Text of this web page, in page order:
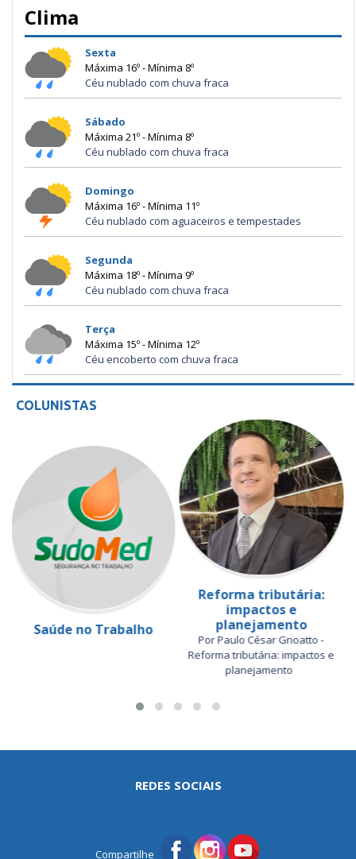
Clima
Sexta
Máxima 16º - Mínima 8º
Céu nublado com chuva fraca
Sábado
Máxima 21º - Mínima 8º
Céu nublado com chuva fraca
Domingo
Máxima 16º - Mínima 11º
Céu nublado com aguaceiros e tempestades
Segunda
Máxima 18º - Mínima 9º
Céu nublado com chuva fraca
Terça
Máxima 15º - Mínima 12º
Céu encoberto com chuva fraca
COLUNISTAS
Saúde no Trabalho
Reforma tributária:
impactos e
planejamento
Por Paulo César Gnoatto -
Reforma tributária: impactos e
planejamento
REDES SOCIAIS
Compartilhe